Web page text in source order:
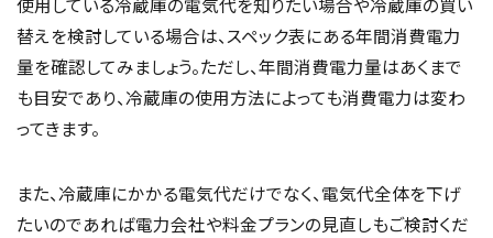
替えを検討している場合は、スペック表にある年間消費電力
量を確認してみましょう。ただし、年間消費電力量はあくまで
も目安であり、冷蔵庫の使用方法によっても消費電力は変わ
ってきます。
また、冷蔵庫にかかる電気代だけでなく、電気代全体を下げ
たいのであれば電力会社や料金プランの見直しもご検討くだ